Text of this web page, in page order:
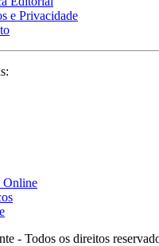
e Privacidade
- Todos os direitos